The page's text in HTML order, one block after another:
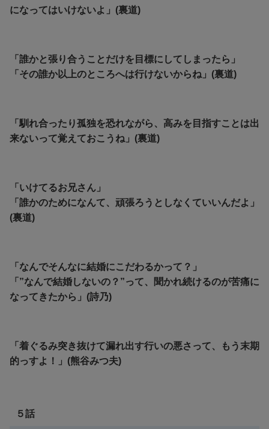
になってはいけないよ」(裏道)
「誰かと張り合うことだけを目標にしてしまったら」
「その誰か以上のところへは行けないからね」(裏道)
「馴れ合ったり孤独を恐れながら、高みを目指すことは出
来ないって覚えておこうね」(裏道)
「いけてるお兄さん」
「誰かのためになんて、頑張ろうとしなくていいんだよ」
(裏道)
「なんでそんなに結婚にこだわるかって？」
「”なんで結婚しないの？”って、聞かれ続けるのが苦痛に
なってきたから」(詩乃)
「着ぐるみ突き抜けて漏れ出す行いの悪さって、もう末期
的っすよ！」(熊谷みつ夫)
５話